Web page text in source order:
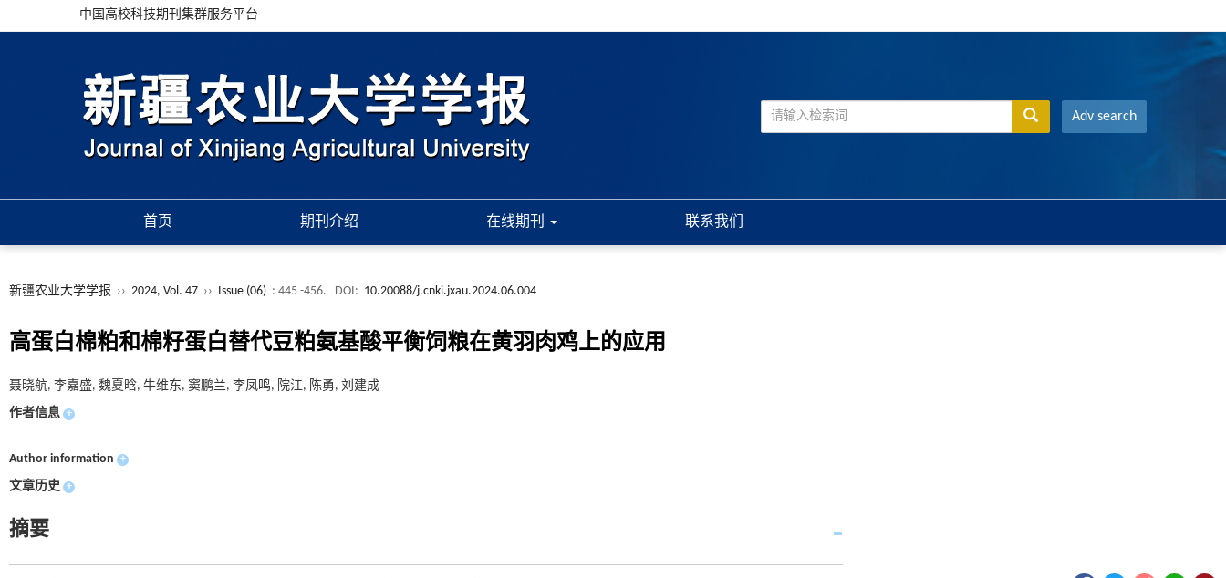
中国高校科技期刊集群服务平台
Adv search
首页 期刊介绍 在线期刊 联系我们
新疆农业大学学报 ›› 2024, Vol. 47 ›› Issue (06) : 445 -456. DOI: 10.20088/j.cnki.jxau.2024.06.004
高蛋白棉粕和棉籽蛋白替代豆粕氨基酸平衡饲粮在黄羽肉鸡上的应用
聂晓航, 李嘉盛, 魏夏晗, 牛维东, 窦鹏兰, 李凤鸣, 院江, 陈勇, 刘建成
作者信息 +
Author information +
文章历史 +
摘要